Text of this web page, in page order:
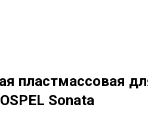
пластмассовая
Sonata